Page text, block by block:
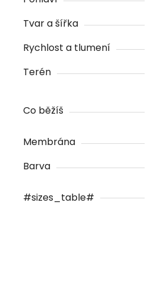
Tvar a šířka
Rychlost a tlumení
Terén
Co běžíš
Membrána
Barva
#sizes_table#